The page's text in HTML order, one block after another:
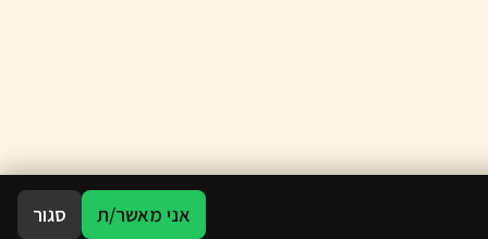
אני מאשר/ת סגור